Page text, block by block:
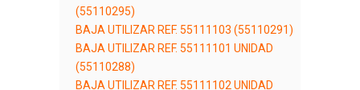
(55110295)
BAJA UTILIZAR REF. 55111103 (55110291)
BAJA UTILIZAR REF. 55111101 UNIDAD
(55110288)
BAJA UTILIZAR REF. 55111102 UNIDAD